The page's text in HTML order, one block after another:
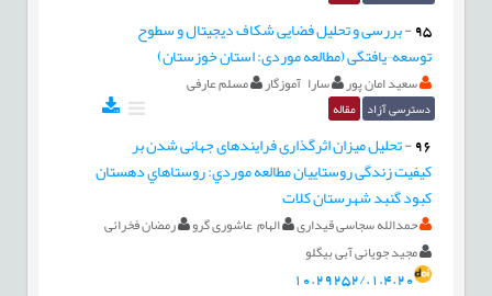
95
-بررسی و تحلیل فضایی شکاف دیجیتال و سطوح
توسعه¬یافتگی (مطالعه موردی: استان خوزستان)
سعید امان پور سارا آموزگار مسلم عارفی
دسترسی آزاد مقاله
96
-تحليل میزان اثرگذاری فرایندهای جهانی شدن بر
کیفیت زندگی روستاييان مطالعه موردي: روستاهاي دهستان
کبود گنبد شهرستان کلات
حمدالله سجاسی قیداری الهام عاشوری گرو
رمضان فخرائی
مجید جویانی آبی بیگلو
10.29252/.1.4.20